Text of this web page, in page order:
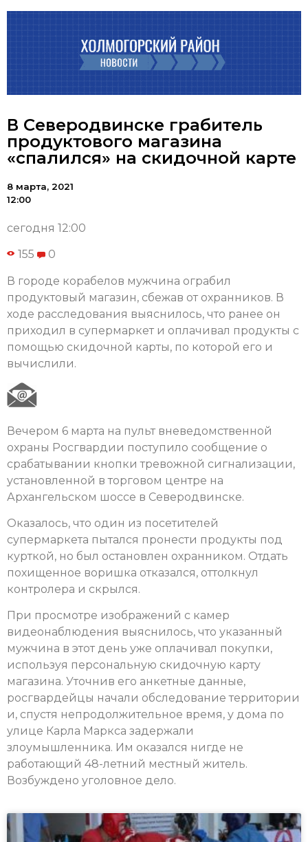
В Северодвинске грабитель
продуктового магазина
«спалился» на скидочной карте
8 марта, 2021
12:00
сегодня 12:00
155 0
В городе корабелов мужчина ограбил
продуктовый магазин, сбежав от охранников. В
ходе расследования выяснилось, что ранее он
приходил в супермаркет и оплачивал продукты с
помощью скидочной карты, по которой его и
вычислили.
Вечером 6 марта на пульт вневедомственной
охраны Росгвардии поступило сообщение о
срабатывании кнопки тревожной сигнализации,
установленной в торговом центре на
Архангельском шоссе в Северодвинске.
Оказалось, что один из посетителей
супермаркета пытался пронести продукты под
курткой, но был остановлен охранником. Отдать
похищенное воришка отказался, оттолкнул
контролера и скрылся.
При просмотре изображений с камер
видеонаблюдения выяснилось, что указанный
мужчина в этот день уже оплачивал покупки,
используя персональную скидочную карту
магазина. Уточнив его анкетные данные,
росгвардейцы начали обследование территории
и, спустя непродолжительное время, у дома по
улице Карла Маркса задержали
злоумышленника. Им оказался нигде не
работающий 48-летний местный житель.
Возбуждено уголовное дело.